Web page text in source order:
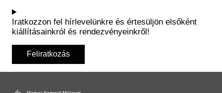
Iratkozzon fel hírlevelünkre és értesüljön elsőként
kiállításainkról és rendezvényeinkről!
Feliratkozás